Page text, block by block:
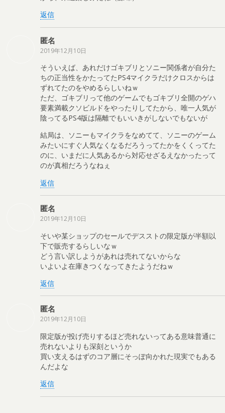
返信
匿名
2019年12月10日
そういえば、あれだけゴキブリとソニー関係者が自分た
ちの正当性をかたってたPS4マイクラだけクロスからは
ずれてたのをやめるらしいねｗ
ただ、ゴキブリって他のゲームでもゴキブリ全開のゲハ
要素満載クソビルドをやったりしてたから、唯一人気が
陰ってるPS4版は隔離でもいいきがしないでもないが
結局は、ソニーもマイクラをなめてて、ソニーのゲーム
みたいにすぐ人気なくなるだろうってたかをくくってた
のに、いまだに人気あるから対応せざるえなかったって
のが真相だろうなねぇ
返信
匿名
2019年12月10日
そいや某ショップのセールでデスストの限定版が半額以
下で販売するらしいなｗ
どう言い訳しようがあれは売れてないからな
いよいよ在庫きつくなってきたようだねｗ
返信
匿名
2019年12月10日
限定版が投げ売りするほど売れないってある意味普通に
売れないよりも深刻というか
買い支えるはずのコア層にそっぽ向かれた現実でもある
んだよな
返信